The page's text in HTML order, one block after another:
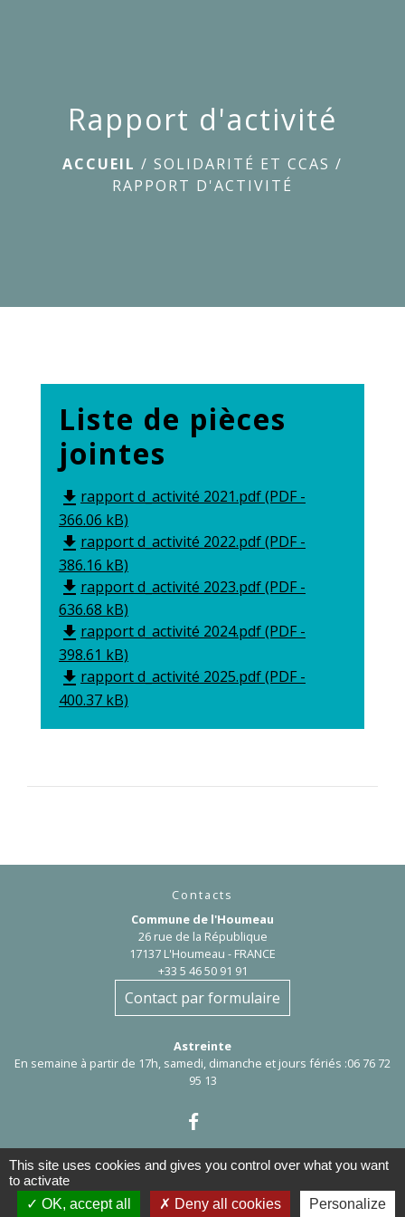
Rapport d'activité
ACCUEIL / SOLIDARITÉ ET CCAS /
RAPPORT D'ACTIVITÉ
Liste de pièces
jointes
file_download rapport d_activité 2021.pdf (PDF -
366.06 kB)
file_download rapport d_activité 2022.pdf (PDF -
386.16 kB)
file_download rapport d_activité 2023.pdf (PDF -
636.68 kB)
file_download rapport d_activité 2024.pdf (PDF -
398.61 kB)
file_download rapport d_activité 2025.pdf (PDF -
400.37 kB)
Contacts
Commune de l'Houmeau
26 rue de la République
17137 L'Houmeau - FRANCE
+33 5 46 50 91 91
Contact par formulaire
Astreinte
En semaine à partir de 17h, samedi, dimanche et jours fériés :06 76 72
95 13
This site uses cookies and gives you control over what you want
to activate
OK, accept all
Deny all cookies Personalize